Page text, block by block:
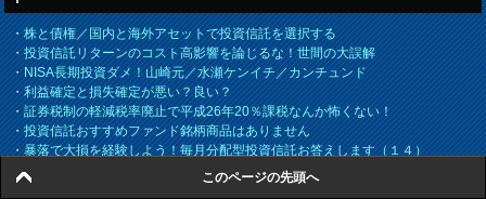
・株と債権／国内と海外アセットで投資信託を選択する
・投資信託リターンのコスト高影響を論じるな！世間の大誤解
・NISA長期投資ダメ！山崎元／水瀬ケンイチ／カンチュンド
・利益確定と損失確定が悪い？良い？
・証券税制の軽減税率廃止で平成26年20％課税なんか怖くない！
・投資信託おすすめファンド銘柄商品はありません
・暴落で大損を経験しよう！毎月分配型投資信託お答えします（１４）
このページの先頭へ